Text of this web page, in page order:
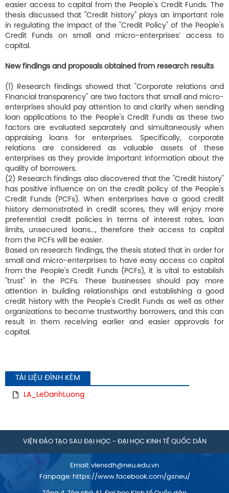
easier access to capital from the People's Credit Funds. The
thesis discussed that "Credit history" plays an important role
in regulating the impact of the "Credit Policy" of the People's
Credit Funds on small and micro-enterprises’ access to
capital.
New findings and proposals obtained from research results
(1) Research findings showed that "Corporate relations and
Financial transparency" are two factors that small and micro-
enterprises should pay attention to and clarify when sending
loan applications to the People's Credit Funds as these two
factors are evaluated separately and simultaneously when
appraising loans for enterprises. Specifically, corporate
relations are considered as valuable assets of these
enterprises as they provide important information about the
quality of borrowers.
(2) Research findings also discovered that the "Credit history"
has positive influence on on the credit policy of the People's
Credit Funds (PCFs). When enterprises have a good credit
history demonstrated in credit scores, they will enjoy more
preferential credit policies in terms of interest rates, loan
limits, unsecured loans..., therefore their access to capital
from the PCFs will be easier.
Based on research findings, the thesis stated that in order for
small and micro-enterprises to have easy access co capital
from the People's Credit Funds (PCFs), it is vital to establish
"trust" in the PCFs. These businesses should pay more
attention in building relationships and establishing a good
credit history with the People's Credit Funds as well as other
organizations to become trustworthy borrowers, and this can
result in them receiving earlier and easier approvals for
capital.
TÀI LIỆU ĐÍNH KÈM
LA_LeDanhLuong
VIỆN ĐÀO TẠO SAU ĐẠI HỌC - ĐẠI HỌC KINH TẾ QUỐC DÂN
Email: viensdh@neu.edu.vn
Fanpage: https://www.facebook.com/gsneu/